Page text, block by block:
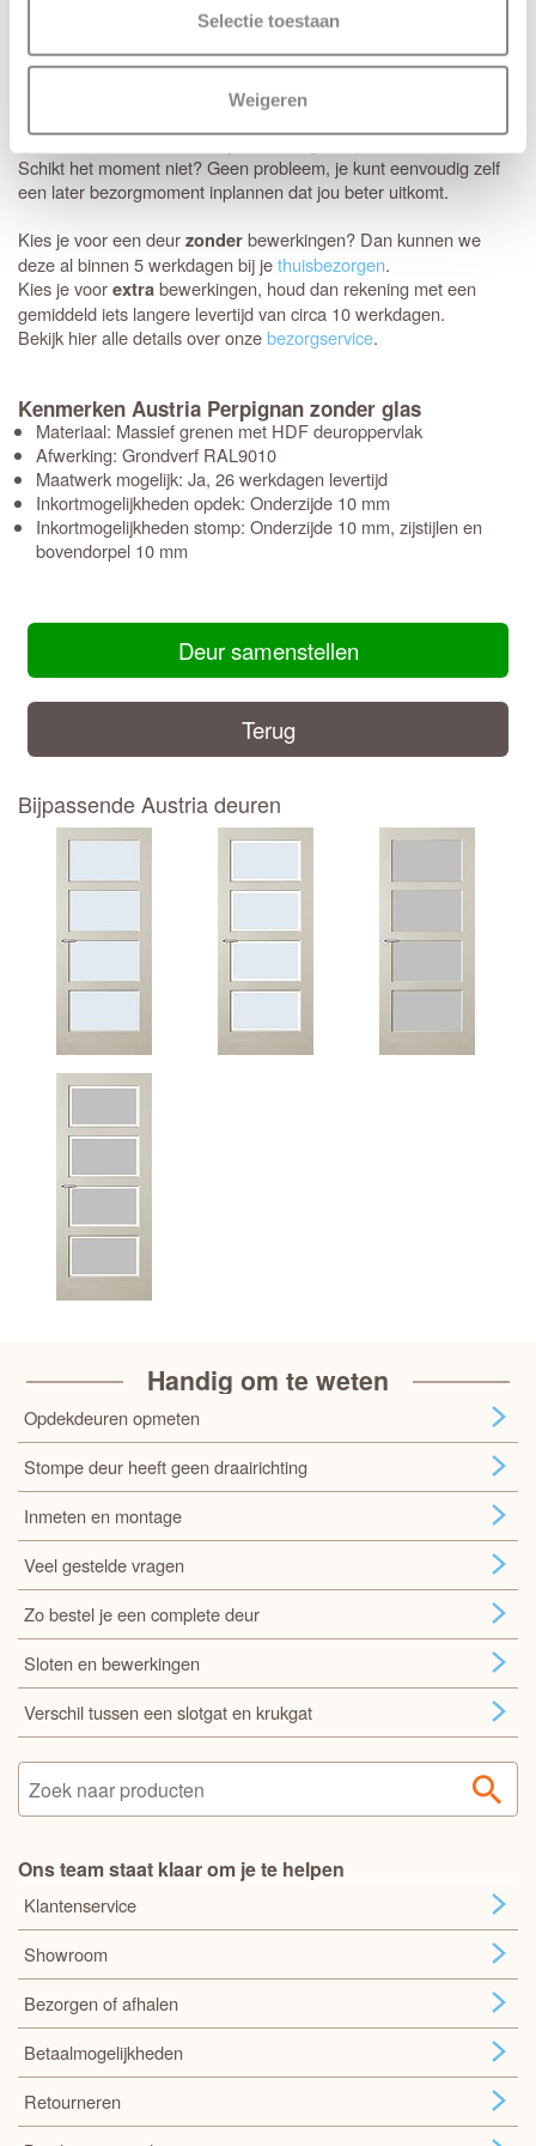
Selectie toestaan
Weigeren
Thuisbezorgd in 5 werkdagen
Je nieuwe deuren worden met de grootste zorg bij je thuis
van Voordeeldeuren, zodat je bestelling in topconditie aankomt.
Schikt het moment niet? Geen probleem, je kunt eenvoudig zelf
een later bezorgmoment inplannen dat jou beter uitkomt.
Kies je voor een deurzonderbewerkingen? Dan kunnen we
deze al binnen 5 werkdagen bij jethuisbezorgen.
Kies je voorextrabewerkingen, houd dan rekening met een
gemiddeld iets langere levertijd van circa 10 werkdagen.
Bekijk hier alle details over onzebezorgservice.
Kenmerken Austria Perpignan zonder glas
Materiaal: Massief grenen met HDF deuroppervlak
Afwerking: Grondverf RAL9010
Maatwerk mogelijk: Ja, 26 werkdagen levertijd
Inkortmogelijkheden opdek: Onderzijde 10 mm
Inkortmogelijkheden stomp: Onderzijde 10 mm, zijstijlen en
bovendorpel 10 mm
Deur samenstellen
Terug
Bijpassende Austria deuren
Handig om te weten
Opdekdeuren opmeten
Stompe deur heeft geen draairichting
Inmeten en montage
Veel gestelde vragen
Zo bestel je een complete deur
Sloten en bewerkingen
Verschil tussen een slotgat en krukgat
Ons team staat klaar om je te helpen
Klantenservice
Showroom
Bezorgen of afhalen
Betaalmogelijkheden
Retourneren